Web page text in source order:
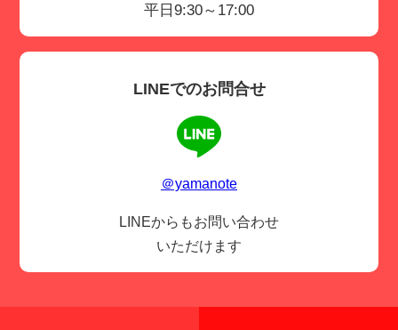
平日9:30～17:00
LINEでのお問合せ
＠yamanote
LINEからもお問い合わせ
いただけます